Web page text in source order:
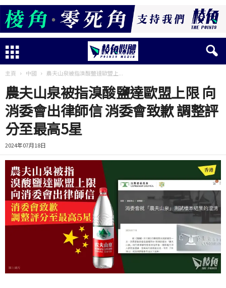
主頁 中國 農夫山泉被指溴酸鹽達歐盟上...
農夫山泉被指溴酸鹽達歐盟上限 向
消委會出律師信 消委會致歉 調整評
分至最高5星
2024年07月18日